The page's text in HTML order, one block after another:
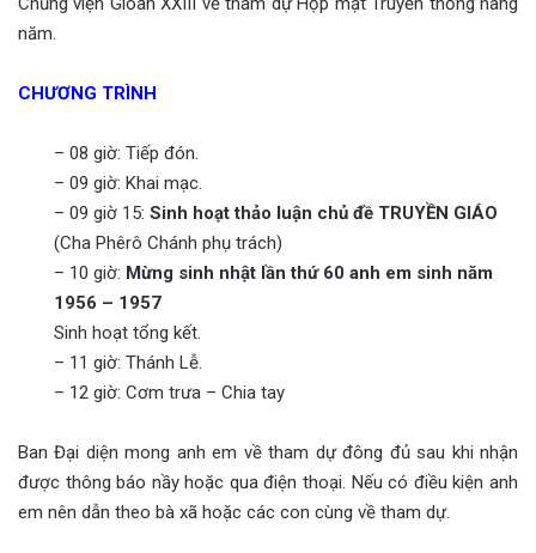
năm.
CHƯƠNG TRÌNH
– 08 giờ: Tiếp đón.
– 09 giờ: Khai mạc.
– 09 giờ 15: Sinh hoạt thảo luận chủ đề TRUYỀN GIÁO
(Cha Phêrô Chánh phụ trách)
– 10 giờ: Mừng sinh nhật lần thứ 60 anh em sinh năm
1956 – 1957
Sinh hoạt tổng kết.
– 11 giờ: Thánh Lễ.
– 12 giờ: Cơm trưa – Chia tay
Ban Đại diện mong anh em về tham dự đông đủ sau khi nhận
được thông báo nầy hoặc qua điện thoại. Nếu có điều kiện anh
em nên dẫn theo bà xã hoặc các con cùng về tham dự.